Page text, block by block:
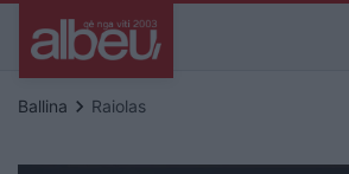
Ballina keyboard_arrow_right Raiolas